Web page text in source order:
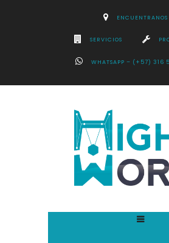
ENCUENTRANOS
SERVICIOS
WHATSAPP – (+57) 316